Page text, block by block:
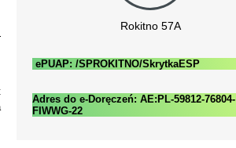
Rokitno 57A
ePUAP: /SPROKITNO/SkrytkaESP
Adres do e-Doręczeń: AE:PL-59812-76804-
FIWWG-22